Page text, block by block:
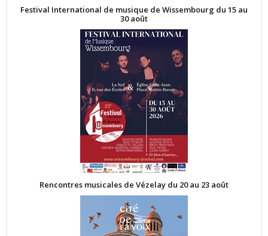
Festival International de musique de Wissembourg du 15 au
30 août
Rencontres musicales de Vézelay du 20 au 23 août